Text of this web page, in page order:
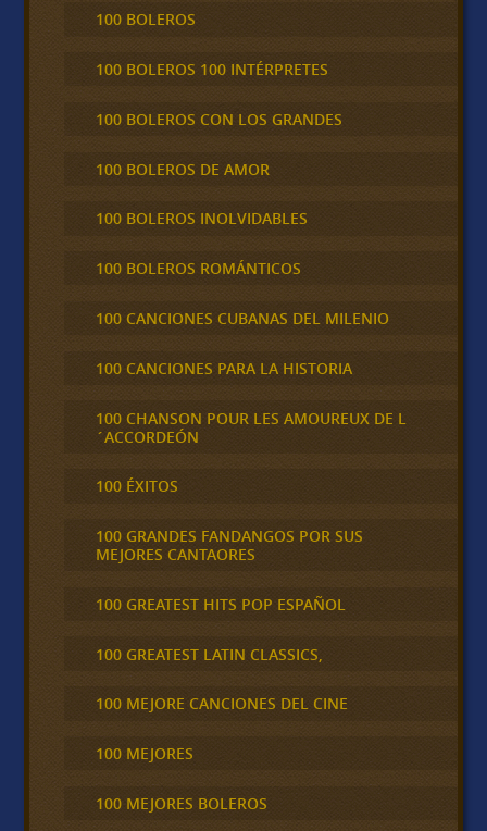
100 BOLEROS
100 BOLEROS 100 INTÉRPRETES
100 BOLEROS CON LOS GRANDES
100 BOLEROS DE AMOR
100 BOLEROS INOLVIDABLES
100 BOLEROS ROMÁNTICOS
100 CANCIONES CUBANAS DEL MILENIO
100 CANCIONES PARA LA HISTORIA
100 CHANSON POUR LES AMOUREUX DE L
´ACCORDEÓN
100 ÉXITOS
100 GRANDES FANDANGOS POR SUS
MEJORES CANTAORES
100 GREATEST HITS POP ESPAÑOL
100 GREATEST LATIN CLASSICS,
100 MEJORE CANCIONES DEL CINE
100 MEJORES
100 MEJORES BOLEROS